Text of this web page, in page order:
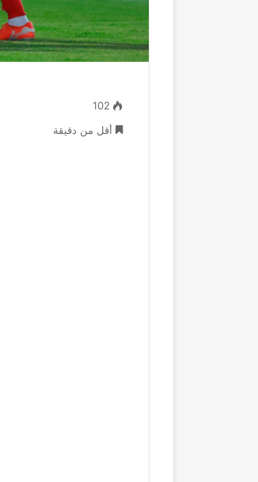
102
أقل من دقيقة